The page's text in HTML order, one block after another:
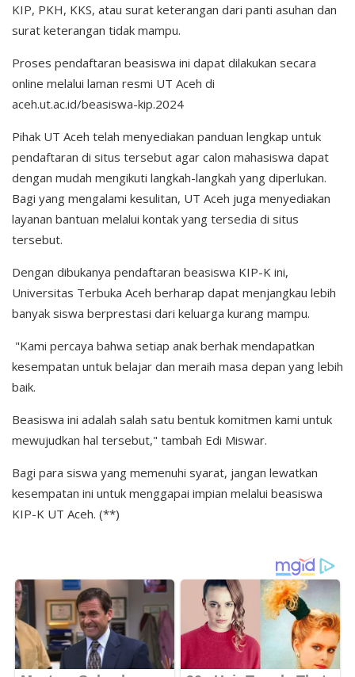
KIP, PKH, KKS, atau surat keterangan dari panti asuhan dan
surat keterangan tidak mampu.
Proses pendaftaran beasiswa ini dapat dilakukan secara
online melalui laman resmi UT Aceh di
aceh.ut.ac.id/beasiswa-kip.2024
Pihak UT Aceh telah menyediakan panduan lengkap untuk
pendaftaran di situs tersebut agar calon mahasiswa dapat
dengan mudah mengikuti langkah-langkah yang diperlukan.
Bagi yang mengalami kesulitan, UT Aceh juga menyediakan
layanan bantuan melalui kontak yang tersedia di situs
tersebut.
Dengan dibukanya pendaftaran beasiswa KIP-K ini,
Universitas Terbuka Aceh berharap dapat menjangkau lebih
banyak siswa berprestasi dari keluarga kurang mampu.
"Kami percaya bahwa setiap anak berhak mendapatkan
kesempatan untuk belajar dan meraih masa depan yang lebih
baik.
Beasiswa ini adalah salah satu bentuk komitmen kami untuk
mewujudkan hal tersebut," tambah Edi Miswar.
Bagi para siswa yang memenuhi syarat, jangan lewatkan
kesempatan ini untuk menggapai impian melalui beasiswa
KIP-K UT Aceh. (**)